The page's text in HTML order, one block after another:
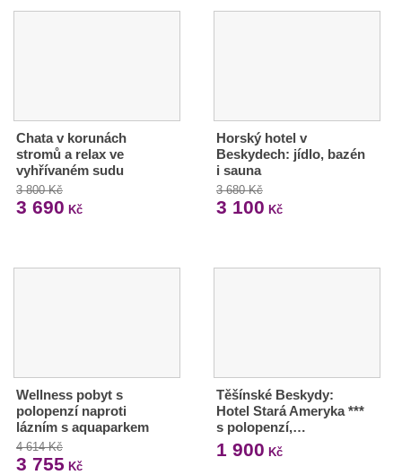
Chata v korunách
stromů a relax ve
vyhřívaném sudu
3 800 Kč
3 690 Kč
Horský hotel v
Beskydech: jídlo, bazén
i sauna
3 680 Kč
3 100 Kč
Wellness pobyt s
polopenzí naproti
lázním s aquaparkem
4 614 Kč
3 755 Kč
Těšínské Beskydy:
Hotel Stará Ameryka ***
s polopenzí,…
1 900 Kč